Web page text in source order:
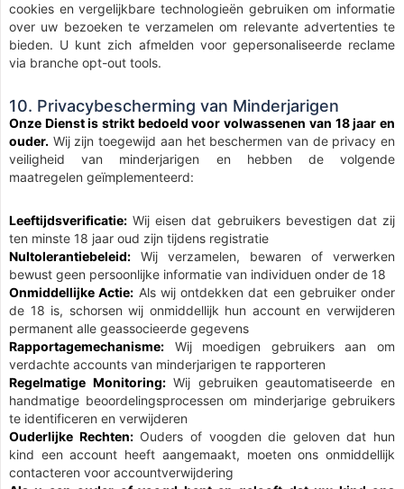
cookies en vergelijkbare technologieën gebruiken om informatie
over uw bezoeken te verzamelen om relevante advertenties te
bieden. U kunt zich afmelden voor gepersonaliseerde reclame
via branche opt-out tools.
10. Privacybescherming van Minderjarigen
Onze Dienst is strikt bedoeld voor volwassenen van 18 jaar en
ouder. Wij zijn toegewijd aan het beschermen van de privacy en
veiligheid van minderjarigen en hebben de volgende
maatregelen geïmplementeerd:
Leeftijdsverificatie: Wij eisen dat gebruikers bevestigen dat zij
ten minste 18 jaar oud zijn tijdens registratie
Nultolerantiebeleid: Wij verzamelen, bewaren of verwerken
bewust geen persoonlijke informatie van individuen onder de 18
Onmiddellijke Actie: Als wij ontdekken dat een gebruiker onder
de 18 is, schorsen wij onmiddellijk hun account en verwijderen
permanent alle geassocieerde gegevens
Rapportagemechanisme: Wij moedigen gebruikers aan om
verdachte accounts van minderjarigen te rapporteren
Regelmatige Monitoring:Wij gebruiken geautomatiseerde en
handmatige beoordelingsprocessen om minderjarige gebruikers
te identificeren en verwijderen
Ouderlijke Rechten:Ouders of voogden die geloven dat hun
kind een account heeft aangemaakt, moeten ons onmiddellijk
contacteren voor accountverwijdering